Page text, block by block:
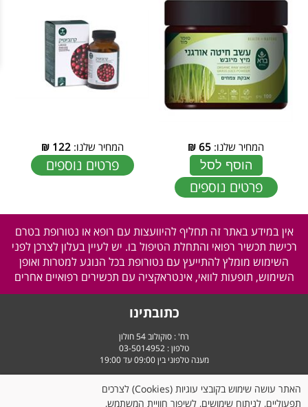
המחיר שלנו: 65
₪
הוסף לסל
פרטים נוספים
המחיר שלנו:122
₪
פרטים נוספים
אין במידע באתר זה תחליף להיוועצות עם רופא או נטורופת בטרם
רכישת תכשיר רפואי והתחלת הטיפול בו. יש לעיין בעלון לצרכן לפני
השימוש מומלץ להתייעץ עם נטורופת בכל הנוגע למטרות ואופן
השימוש, תופעות לוואי, אינטראקציה עם תכשירים רפואיים אחרים
כתובתינו
רח' : סוקולוב 54 חולון
טלפון : 03-5014952
מענה טלפוני בין 09:00 עד 19:00
שעות פעילות:
ימים א' עד ה' - מ-09:00 עד 19:30
האתר עושה שימוש בקובצי עוגיות (Cookies) לצרכים
תפעוליים, לניתוח שימושים, לשיפור חוויית המשתמש,